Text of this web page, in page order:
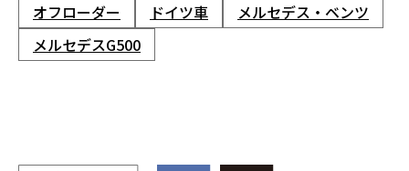
オフローダー
ドイツ車
メルセデス・ベンツ
メルセデスG500